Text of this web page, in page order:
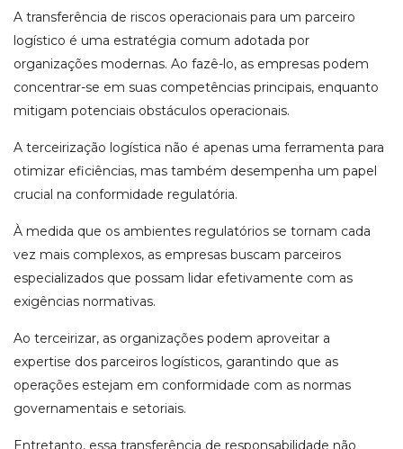
A transferência de riscos operacionais para um parceiro
logístico é uma estratégia comum adotada por
organizações modernas. Ao fazê-lo, as empresas podem
concentrar-se em suas competências principais, enquanto
mitigam potenciais obstáculos operacionais.
A terceirização logística não é apenas uma ferramenta para
otimizar eficiências, mas também desempenha um papel
crucial na conformidade regulatória.
À medida que os ambientes regulatórios se tornam cada
vez mais complexos, as empresas buscam parceiros
especializados que possam lidar efetivamente com as
exigências normativas.
Ao terceirizar, as organizações podem aproveitar a
expertise dos parceiros logísticos, garantindo que as
operações estejam em conformidade com as normas
governamentais e setoriais.
Entretanto, essa transferência de responsabilidade não